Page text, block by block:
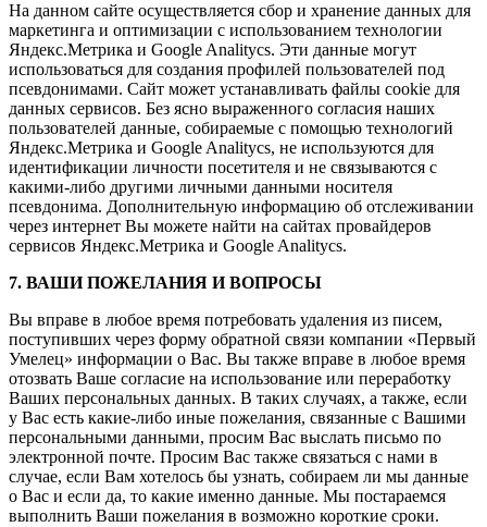
На данном сайте осуществляется сбор и хранение данных для
маркетинга и оптимизации с использованием технологии
Яндекс.Метрика и Google Analitycs. Эти данные могут
использоваться для создания профилей пользователей под
псевдонимами. Сайт может устанавливать файлы cookie для
данных сервисов. Без ясно выраженного согласия наших
пользователей данные, собираемые с помощью технологий
Яндекс.Метрика и Google Analitycs, не используются для
идентификации личности посетителя и не связываются с
какими-либо другими личными данными носителя
псевдонима. Дополнительную информацию об отслеживании
через интернет Вы можете найти на сайтах провайдеров
сервисов Яндекс.Метрика и Google Analitycs.
7. ВАШИ ПОЖЕЛАНИЯ И ВОПРОСЫ
Вы вправе в любое время потребовать удаления из писем,
поступивших через форму обратной связи компании «Первый
Умелец» информации о Вас. Вы также вправе в любое время
отозвать Ваше согласие на использование или переработку
Ваших персональных данных. В таких случаях, а также, если
у Вас есть какие-либо иные пожелания, связанные с Вашими
персональными данными, просим Вас выслать письмо по
электронной почте. Просим Вас также связаться с нами в
случае, если Вам хотелось бы узнать, собираем ли мы данные
о Вас и если да, то какие именно данные. Мы постараемся
выполнить Ваши пожелания в возможно короткие сроки.